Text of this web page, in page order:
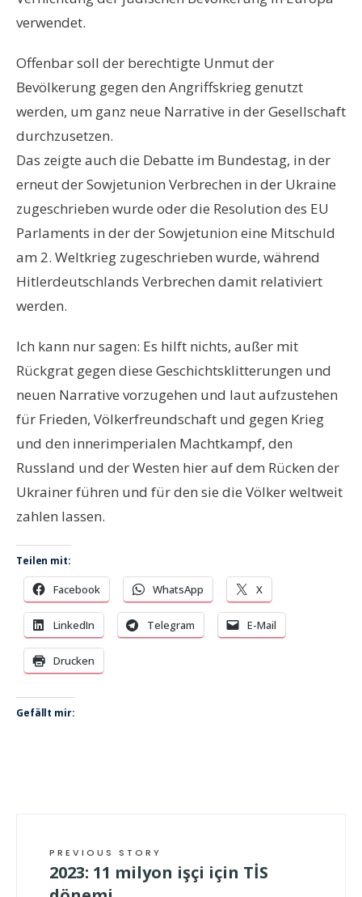
verwendet.
Offenbar soll der berechtigte Unmut der
Bevölkerung gegen den Angriffskrieg genutzt
werden, um ganz neue Narrative in der Gesellschaft
durchzusetzen.
Das zeigte auch die Debatte im Bundestag, in der
erneut der Sowjetunion Verbrechen in der Ukraine
zugeschrieben wurde oder die Resolution des EU
Parlaments in der der Sowjetunion eine Mitschuld
am 2. Weltkrieg zugeschrieben wurde, während
Hitlerdeutschlands Verbrechen damit relativiert
werden.
Ich kann nur sagen: Es hilft nichts, außer mit
Rückgrat gegen diese Geschichtsklitterungen und
neuen Narrative vorzugehen und laut aufzustehen
für Frieden, Völkerfreundschaft und gegen Krieg
und den innerimperialen Machtkampf, den
Russland und der Westen hier auf dem Rücken der
Ukrainer führen und für den sie die Völker weltweit
zahlen lassen.
Teilen mit:
Facebook WhatsApp X
LinkedIn Telegram E-Mail
Drucken
Gefällt mir:
PREVIOUS STORY
2023: 11 milyon işçi için TİS